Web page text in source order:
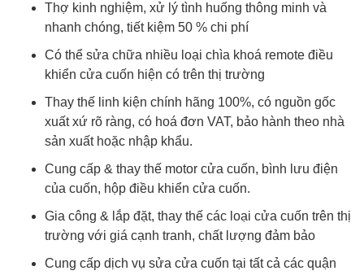
Thợ kinh nghiệm, xử lý tình huống thông minh và
nhanh chóng, tiết kiệm 50 % chi phí
Có thể sửa chữa nhiều loại chìa khoá remote điều
khiển cửa cuốn hiện có trên thị trường
Thay thế linh kiện chính hãng 100%, có nguồn gốc
xuất xứ rõ ràng, có hoá đơn VAT, bảo hành theo nhà
sản xuất hoặc nhập khẩu.
Cung cấp & thay thế motor cửa cuốn, bình lưu điện
của cuốn, hộp điều khiển cửa cuốn.
Gia công & lắp đặt, thay thế các loại cửa cuốn trên thị
trường với giá cạnh tranh, chất lượng đảm bảo
Cung cấp dịch vụ sửa cửa cuốn tại tất cả các quận